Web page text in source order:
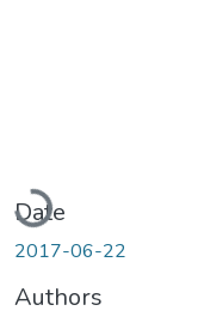
Date
2017-06-22
Authors